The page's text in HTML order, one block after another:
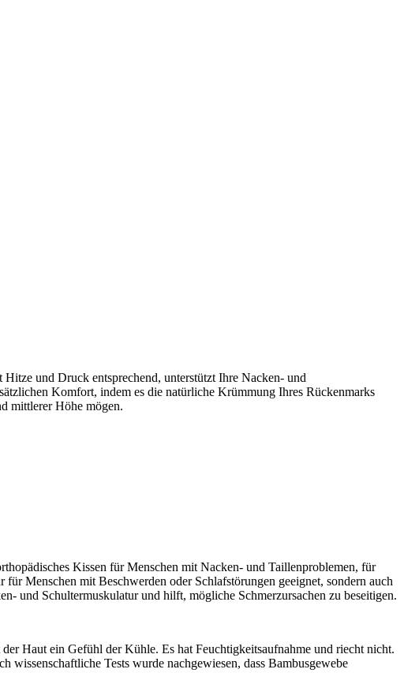
und Druck entsprechend, unterstützt Ihre Nacken- und
Komfort, indem es die natürliche Krümmung Ihres Rückenmarks
mittlerer Höhe mögen.
Kissen für Menschen mit Nacken- und Taillenproblemen, für
Menschen mit Beschwerden oder Schlafstörungen geeignet, sondern auch
und Schultermuskulatur und hilft, mögliche Schmerzursachen zu beseitigen.
Haut ein Gefühl der Kühle. Es hat Feuchtigkeitsaufnahme und riecht nicht.
Tests wurde nachgewiesen, dass Bambusgewebe